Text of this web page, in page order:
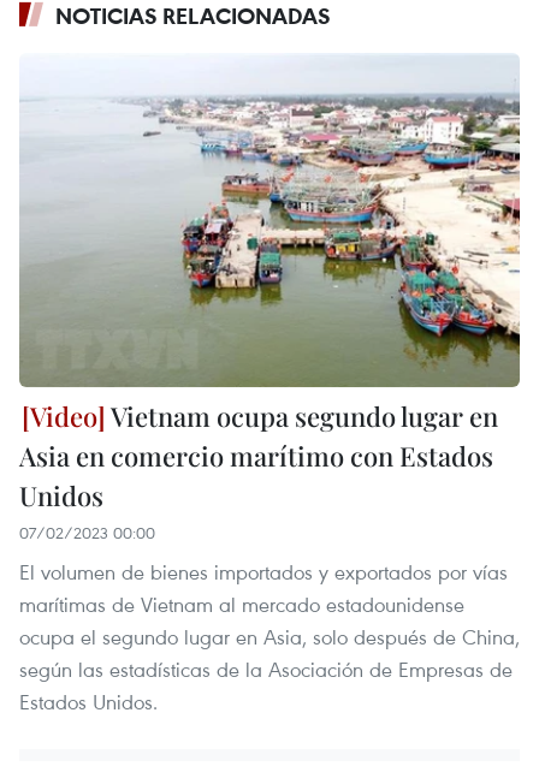
NOTICIAS RELACIONADAS
Vietnam ocupa segundo lugar en
Asia en comercio marítimo con Estados
Unidos
07/02/2023 00:00
El volumen de bienes importados y exportados por vías
marítimas de Vietnam al mercado estadounidense
ocupa el segundo lugar en Asia, solo después de China,
según las estadísticas de la Asociación de Empresas de
Estados Unidos.